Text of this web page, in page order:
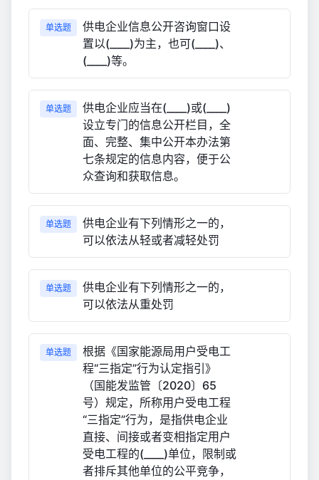
单选题
供电企业信息公开咨询窗口设
置以(____)为主，也可(____)、
(____)等。
单选题
供电企业应当在(____)或(____)
设立专门的信息公开栏目，全
面、完整、集中公开本办法第
七条规定的信息内容，便于公
众查询和获取信息。
单选题
供电企业有下列情形之一的，
可以依法从轻或者减轻处罚
单选题
供电企业有下列情形之一的，
可以依法从重处罚
单选题
根据《国家能源局用户受电工
程“三指定”行为认定指引》
（国能发监管〔2020〕65
号）规定，所称用户受电工程
“三指定”行为，是指供电企业
直接、间接或者变相指定用户
受电工程的(____)单位，限制或
者排斥其他单位的公平竞争，